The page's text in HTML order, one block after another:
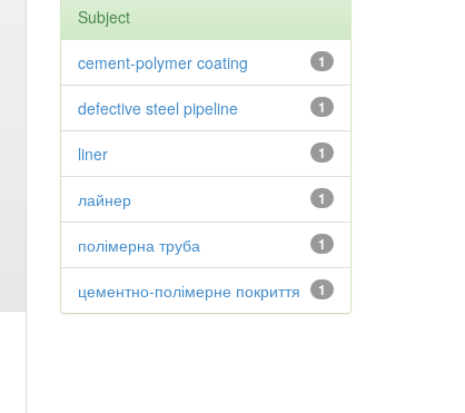
Subject
1
cement-polymer coating
1
defective steel pipeline
1
liner
1
лайнер
1
полімерна труба
1
цементно-полімерне покриття